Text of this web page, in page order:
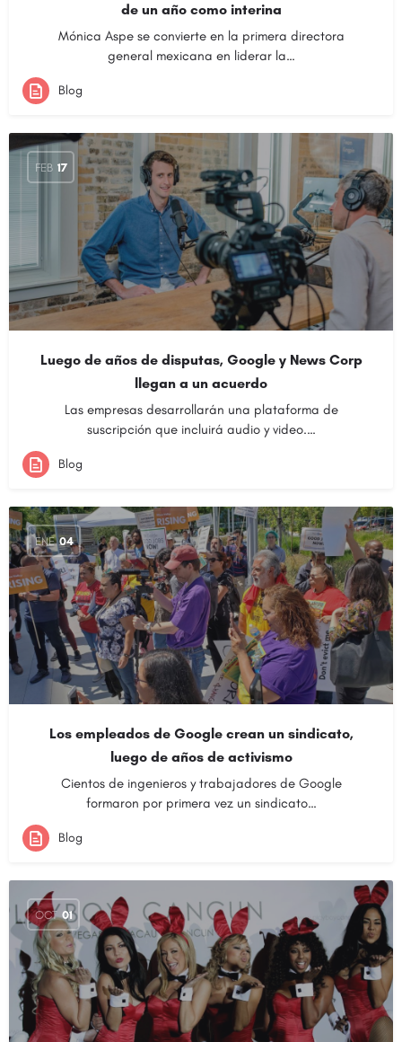
de un año como interina
Mónica Aspe se convierte en la primera directora
general mexicana en liderar la…
Blog
FEB 17
Luego de años de disputas, Google y News Corp
llegan a un acuerdo
Las empresas desarrollarán una plataforma de
suscripción que incluirá audio y video.…
Blog
ENE 04
Los empleados de Google crean un sindicato,
luego de años de activismo
Cientos de ingenieros y trabajadores de Google
formaron por primera vez un sindicato…
Blog
OCT 01